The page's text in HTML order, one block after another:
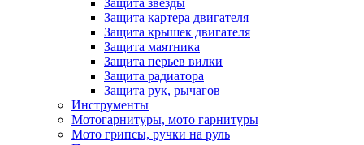
Защита звезды
Защита картера двигателя
Защита крышек двигателя
Защита маятника
Защита перьев вилки
Защита радиатора
Защита рук, рычагов
Инструменты
Мотогарнитуры, мото гарнитуры
Мото грипсы, ручки на руль